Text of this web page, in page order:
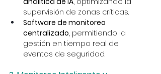
supervisión de zonas críticas.
Software de monitoreo
centralizado, permitiendo la
gestión en tiempo real de
eventos de seguridad.